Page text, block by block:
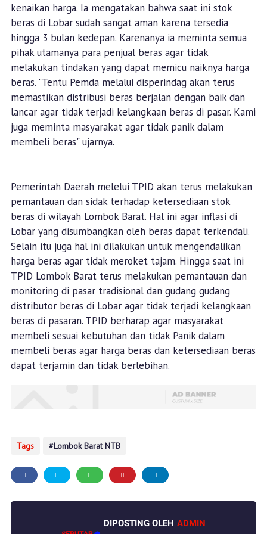
kenaikan harga. Ia mengatakan bahwa saat ini stok
beras di Lobar sudah sangat aman karena tersedia
hingga 3 bulan kedepan. Karenanya ia meminta semua
pihak utamanya para penjual beras agar tidak
melakukan tindakan yang dapat memicu naiknya harga
beras. "Tentu Pemda melalui disperindag akan terus
memastikan distribusi beras berjalan dengan baik dan
lancar agar tidak terjadi kelangkaan beras di pasar. Kami
juga meminta masyarakat agar tidak panik dalam
membeli beras" ujarnya.
Pemerintah Daerah melelui TPID akan terus melakukan
pemantauan dan sidak terhadap ketersediaan stok
beras di wilayah Lombok Barat. Hal ini agar inflasi di
Lobar yang disumbangkan oleh beras dapat terkendali.
Selain itu juga hal ini dilakukan untuk mengendalikan
harga beras agar tidak meroket tajam. Hingga saat ini
TPID Lombok Barat terus melakukan pemantauan dan
monitoring di pasar tradisional dan gudang gudang
distributor beras di Lobar agar tidak terjadi kelangkaan
beras di pasaran. TPID berharap agar masyarakat
membeli sesuai kebutuhan dan tidak Panik dalam
membeli beras agar harga beras dan ketersediaan beras
dapat terjamin dan tidak berlebihan.
Tags Lombok Barat NTB
DIPOSTING OLEH ADMIN